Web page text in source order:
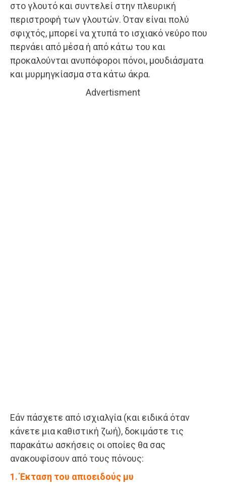
στο γλουτό και συντελεί στην πλευρική
περιστροφή των γλουτών. Όταν είναι πολύ
σφιχτός, μπορεί να χτυπά το ισχιακό νεύρο που
περνάει από μέσα ή από κάτω του και
προκαλούνται ανυπόφοροι πόνοι, μουδιάσματα
και μυρμηγκίασμα στα κάτω άκρα.
Advertisment
Εάν πάσχετε από ισχιαλγία (και ειδικά όταν
κάνετε μια καθιστική ζωή), δοκιμάστε τις
παρακάτω ασκήσεις οι οποίες θα σας
ανακουφίσουν από τους πόνους:
1. Έκταση του απιοειδούς μυ